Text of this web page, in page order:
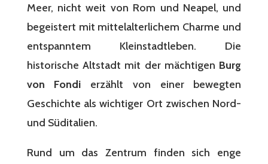
Meer, nicht weit von Rom und Neapel, und
begeistert mit mittelalterlichem Charme und
entspanntem Kleinstadtleben. Die
historische Altstadt mit der mächtigen Burg
von Fondi erzählt von einer bewegten
Geschichte als wichtiger Ort zwischen Nord-
und Süditalien.
Rund um das Zentrum finden sich enge